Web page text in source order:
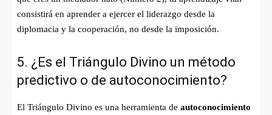
consistirá en aprender a ejercer el liderazgo desde la
diplomacia y la cooperación, no desde la imposición.
5. ¿Es el Triángulo Divino un método
predictivo o de autoconocimiento?
El Triángulo Divino es una herramienta de autoconocimiento